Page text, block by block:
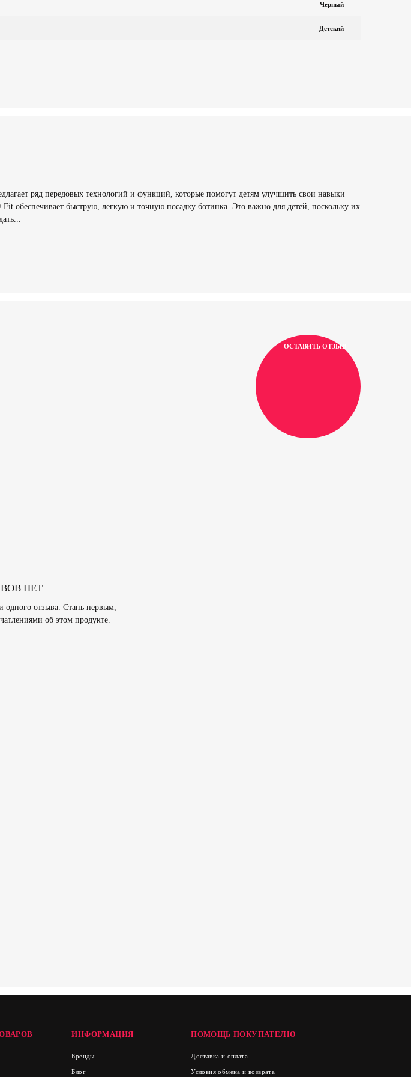
Черный
Детский
ряд передовых технологий и функций, которые помогут детям улучшить свои навыки
обеспечивает быструю, легкую и точную посадку ботинка. Это важно для детей, поскольку их
ОСТАВИТЬ ОТЗЫВ
НЕТ
одного отзыва. Стань первым,
об этом продукте.
ИНФОРМАЦИЯ
Бренды
Блог
ПОМОЩЬ ПОКУПАТЕЛЮ
Доставка и оплата
Условия обмена и возврата